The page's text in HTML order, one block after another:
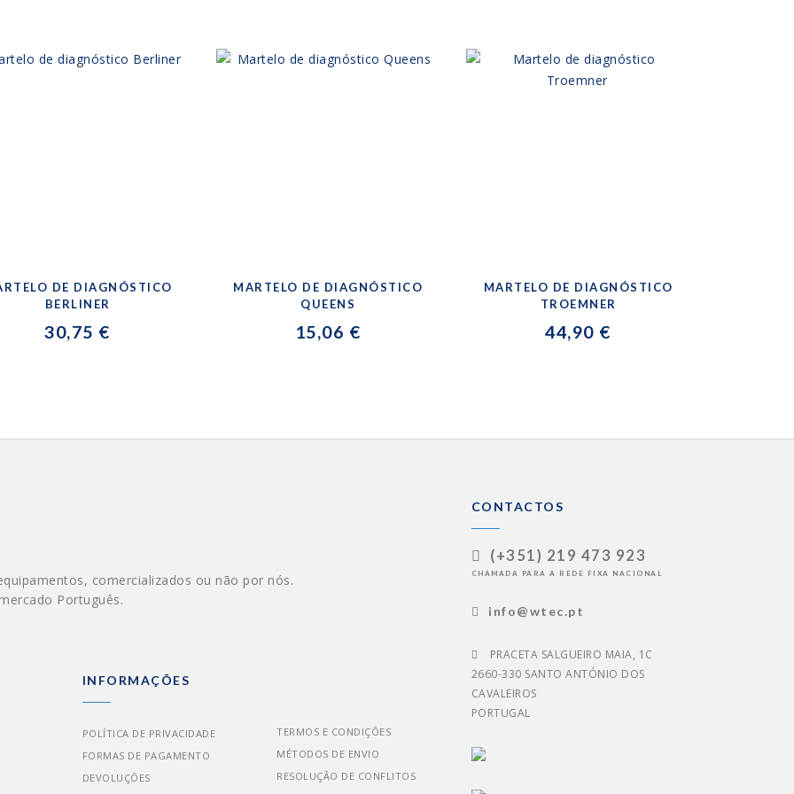
DE DIAGNÓSTICO
BERLINER
30,75 €
MARTELO DE DIAGNÓSTICO
QUEENS
15,06 €
MARTELO DE DIAGNÓSTICO
TROEMNER
44,90 €
comercializados ou não por nós.
Português.
INFORMAÇÕES
POLÍTICA DE PRIVACIDADE
FORMAS DE PAGAMENTO
DEVOLUÇÕES
TERMOS E CONDIÇÕES
MÉTODOS DE ENVIO
RESOLUÇÃO DE CONFLITOS
CONTACTOS
(+351) 219 473 923
CHAMADA PARA A REDE FIXA NACIONAL
info@wtec.pt
PRACETA SALGUEIRO MAIA, 1C
2660-330 SANTO ANTÓNIO DOS
CAVALEIROS
PORTUGAL